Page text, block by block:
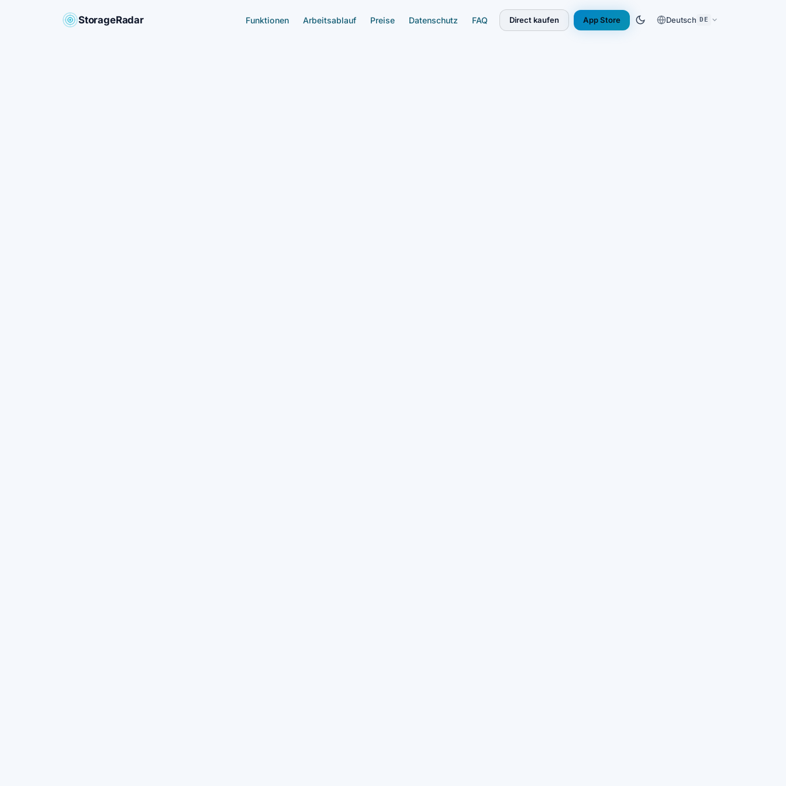
StorageRadar Funktionen Arbeitsablauf Preise Datenschutz FAQ Direct kaufen App Store
(opens in new tab)
Deutsch DE